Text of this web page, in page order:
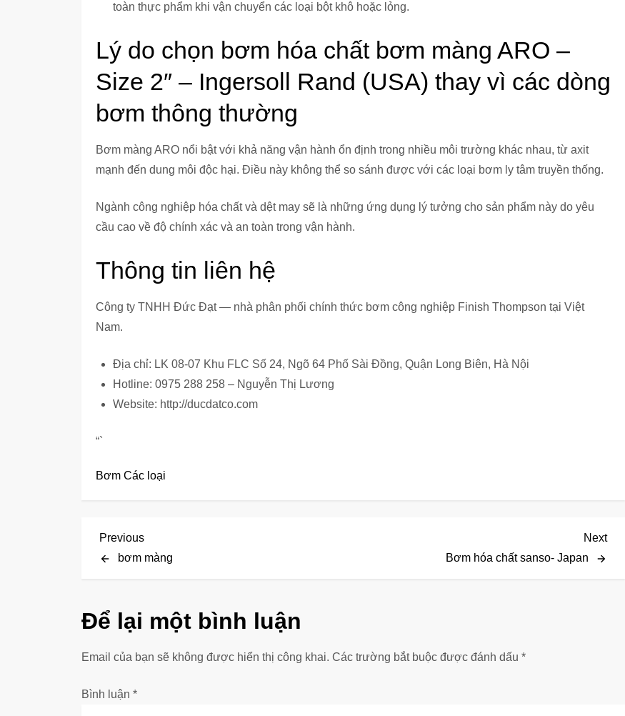
toàn thực phẩm khi vận chuyển các loại bột khô hoặc lỏng.
Lý do chọn bơm hóa chất bơm màng ARO –
Size 2″ – Ingersoll Rand (USA) thay vì các dòng
bơm thông thường
Bơm màng ARO nổi bật với khả năng vận hành ổn định trong nhiều môi trường khác nhau, từ axit
mạnh đến dung môi độc hại. Điều này không thể so sánh được với các loại bơm ly tâm truyền thống.
Ngành công nghiệp hóa chất và dệt may sẽ là những ứng dụng lý tưởng cho sản phẩm này do yêu
cầu cao về độ chính xác và an toàn trong vận hành.
Thông tin liên hệ
Công ty TNHH Đức Đạt — nhà phân phối chính thức bơm công nghiệp Finish Thompson tại Việt
Nam.
Địa chỉ: LK 08-07 Khu FLC Số 24, Ngõ 64 Phố Sài Đồng, Quận Long Biên, Hà Nội
Hotline: 0975 288 258 – Nguyễn Thị Lương
Website: http://ducdatco.com
“`
Bơm Các loại
Đ
ề
u
h
ư
Previous
Post
Previous
bơm màng
Next
Next
Bơm hóa chất sanso- Japan
Để lại một bình luận
Email của bạn sẽ không được hiển thị công khai. Các trường bắt buộc được đánh dấu *
Bình luận *